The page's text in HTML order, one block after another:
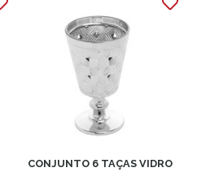
CONJUNTO 6 TAÇAS VIDRO